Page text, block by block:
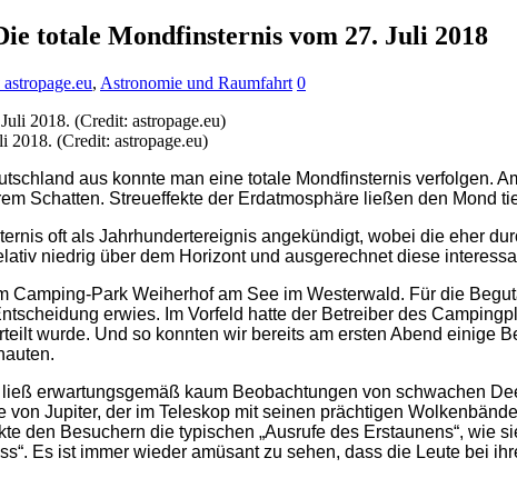
totale Mondfinsternis vom 27. Juli 2018
, Astronomie und Raumfahrt 0
2018. (Credit: astropage.eu)
aus konnte man eine totale Mondfinsternis verfolgen.
Schatten. Streueffekte der Erdatmosphäre ließen den Mond
oft als Jahrhundertereignis angekündigt, wobei die eher
niedrig über dem Horizont und ausgerechnet diese
Camping-Park Weiherhof am See im Westerwald. Für die
erwies. Im Vorfeld hatte der Betreiber des
wurde. Und so konnten wir bereits am ersten Abend
erwartungsgemäß kaum Beobachtungen von schwachen
Jupiter, der im Teleskop mit seinen prächtigen
den Besuchern die typischen „Ausrufe des Erstaunens“, wie
Es ist immer wieder amüsant zu sehen, dass die Leute